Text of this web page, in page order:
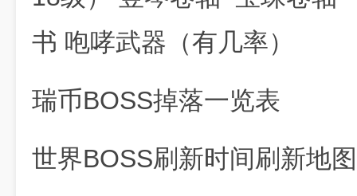
书 咆哮武器（有几率）
瑞币BOSS掉落一览表
世界BOSS刷新时间刷新地